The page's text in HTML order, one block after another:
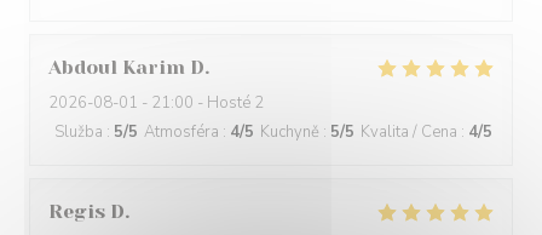
Abdoul Karim D
2026-08-01 - 21:00 - Hosté 2
Služba : 5/5 Atmosféra : 4/5 Kuchyně : 5/5 Kvalita / Cena : 4/5
Regis D